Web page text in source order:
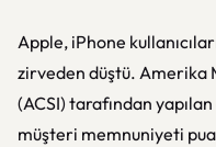
Apple, iPhone
zirveden düştü. Amerika
(ACSI) tarafından
müşteri memnuniyeti